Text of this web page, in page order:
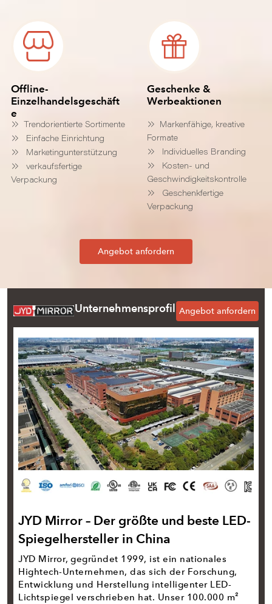
Offline-
Einzelhandelsgeschäft
e
Trendorientierte Sortimente
Einfache Einrichtung
Marketingunterstützung
verkaufsfertige
Verpackung
Geschenke &
Werbeaktionen
Markenfähige, kreative
Formate
Individuelles Branding
Kosten- und
Geschwindigkeitskontrolle
Geschenkfertige
Verpackung
Angebot anfordern
Unternehmensprofil Angebot anfordern
JYD Mirror – Der größte und beste LED-
Spiegelhersteller in China
JYD Mirror, gegründet 1999, ist ein nationales
Hightech-Unternehmen, das sich der Forschung,
Entwicklung und Herstellung intelligenter LED-
Lichtspiegel verschrieben hat. Unser 100.000 m²